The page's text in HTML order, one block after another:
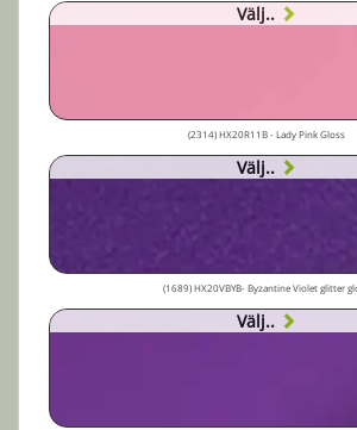
Välj..
(2314) HX20R11B - Lady Pink Gloss
Välj..
(1689) HX20VBYB- Byzantine Violet glitter
Välj..